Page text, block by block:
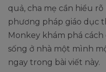
quả, cha mẹ cần hiểu
phương pháp giáo dục
Monkey khám phá
sống ở nhà một mình
ngay trong bài viết này.